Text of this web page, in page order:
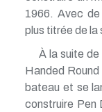
1966. Avec
plus titrée de la
À la suite
Handed
bateau et se
construire Pen